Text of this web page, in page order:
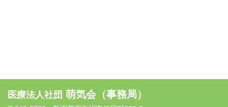
医療法人社団 萌気会（事務局）